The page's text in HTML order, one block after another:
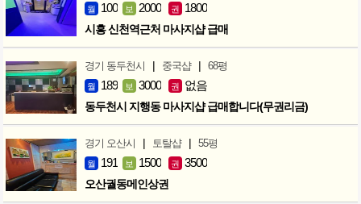
월 100 보 2000 권 1800
시흥 신천역근처 마사지샵 급매
경기 동두천시 | 중국샵 | 68평
월 189 보 3000 권 없음
동두천시 지행동 마사지샵 급매합니다(무권리금)
경기 오산시 | 토탈샵 | 55평
월 191 보 1500 권 3500
오산궐동메인상권